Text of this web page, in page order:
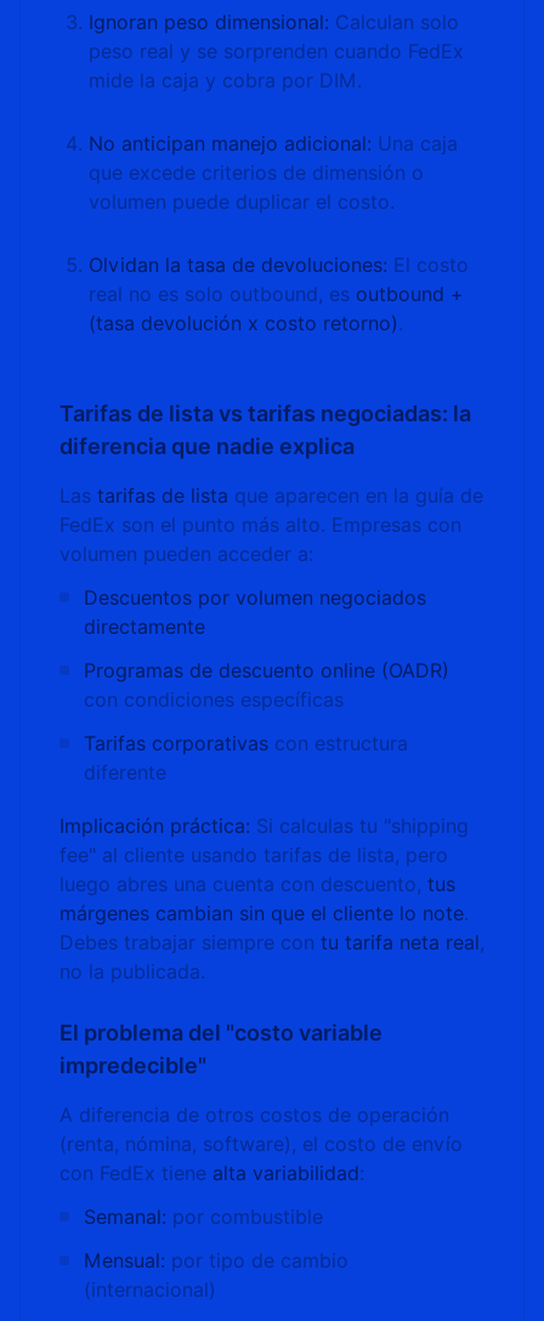
Ignoran peso dimensional: Calculan solo
peso real y se sorprenden cuando FedEx
mide la caja y cobra por DIM.
No anticipan manejo adicional: Una caja
que excede criterios de dimensión o
volumen puede duplicar el costo.
Olvidan la tasa de devoluciones: El costo
real no es solo outbound, es outbound +
(tasa devolución x costo retorno).
Tarifas de lista vs tarifas negociadas: la
diferencia que nadie explica
Las tarifas de lista que aparecen en la guía de
FedEx son el punto más alto. Empresas con
volumen pueden acceder a:
Descuentos por volumen negociados
directamente
Programas de descuento online (OADR)
con condiciones específicas
Tarifas corporativas con estructura
diferente
Implicación práctica: Si calculas tu "shipping
fee" al cliente usando tarifas de lista, pero
luego abres una cuenta con descuento, tus
márgenes cambian sin que el cliente lo note.
Debes trabajar siempre con tu tarifa neta real,
no la publicada.
El problema del "costo variable
impredecible"
A diferencia de otros costos de operación
(renta, nómina, software), el costo de envío
con FedEx tiene alta variabilidad:
Semanal: por combustible
Mensual: por tipo de cambio
(internacional)